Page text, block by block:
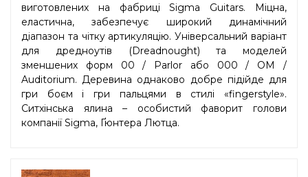
виготовлених на фабриці Sigma Guitars. Міцна,
еластична, забезпечує широкий динамічний
діапазон та чітку артикуляцію. Універсальний варіант
для дредноутів (Dreadnought) та моделей
зменшених форм 00 / Parlor або 000 / OM /
Auditorium. Деревина однаково добре підійде для
гри боєм і гри пальцями в стилі «fingerstyle».
Ситхінська ялина – особистий фаворит голови
компанії Sigma, Ґюнтера Лютца.